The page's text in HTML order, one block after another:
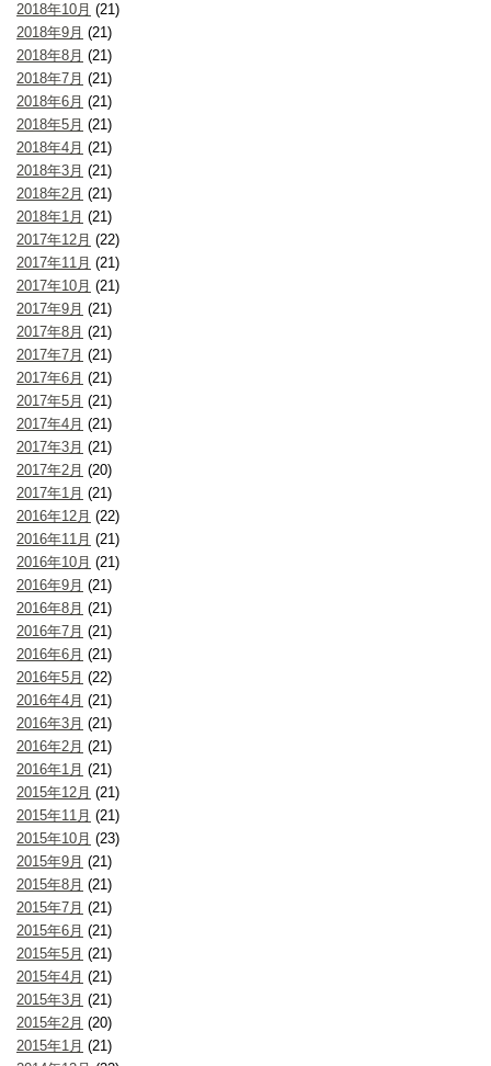
2018年10月 (21)
2018年9月 (21)
2018年8月 (21)
2018年7月 (21)
2018年6月 (21)
2018年5月 (21)
2018年4月 (21)
2018年3月 (21)
2018年2月 (21)
2018年1月 (21)
2017年12月 (22)
2017年11月 (21)
2017年10月 (21)
2017年9月 (21)
2017年8月 (21)
2017年7月 (21)
2017年6月 (21)
2017年5月 (21)
2017年4月 (21)
2017年3月 (21)
2017年2月 (20)
2017年1月 (21)
2016年12月 (22)
2016年11月 (21)
2016年10月 (21)
2016年9月 (21)
2016年8月 (21)
2016年7月 (21)
2016年6月 (21)
2016年5月 (22)
2016年4月 (21)
2016年3月 (21)
2016年2月 (21)
2016年1月 (21)
2015年12月 (21)
2015年11月 (21)
2015年10月 (23)
2015年9月 (21)
2015年8月 (21)
2015年7月 (21)
2015年6月 (21)
2015年5月 (21)
2015年4月 (21)
2015年3月 (21)
2015年2月 (20)
2015年1月 (21)